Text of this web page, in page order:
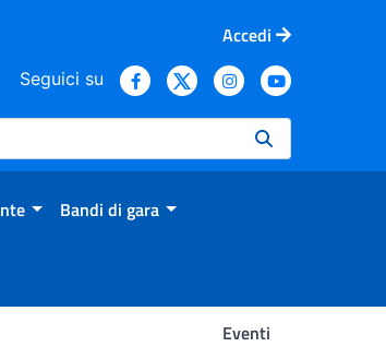
Accedi
Seguici su
Bandi di gara
Eventi